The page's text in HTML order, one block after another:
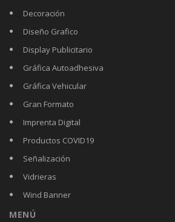
Decoración
Diseño Grafico
Display Publicitario
Gráfica Autoadhesiva
Gráfica Vehicular
Gran Formato
Imprenta Digital
Productos COVID19
Señalización
Vidrieras
Wind Banner
MENÚ